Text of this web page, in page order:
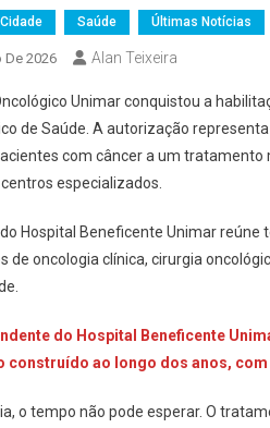
Cidade Saúde Últimas Notícias
De 2026 Alan Teixeira
Unimar conquistou a
de Saúde. A autorização
com câncer a um
especializados.
Hospital Beneficente Unimar
de oncologia clínica, cirurgia
do Hospital Beneficente
construído ao longo dos anos,
o tempo não pode esperar. O